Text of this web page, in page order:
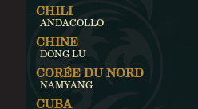
CHILI
ANDACOLLO
CHINE
DONG LU
CORÉE DU NORD
NAMYANG
CUBA